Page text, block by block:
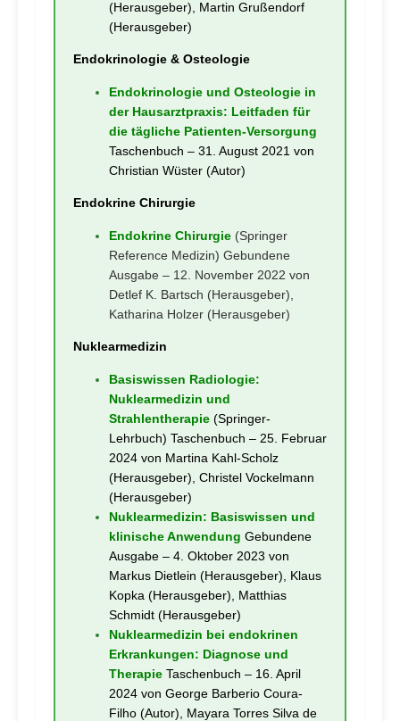
(Herausgeber), Martin Grußendorf
(Herausgeber)
Endokrinologie & Osteologie
Endokrinologie und Osteologie in
der Hausarztpraxis: Leitfaden für
die tägliche Patienten-Versorgung
Taschenbuch – 31. August 2021 von
Christian Wüster (Autor)
Endokrine Chirurgie
Endokrine Chirurgie (Springer
Reference Medizin) Gebundene
Ausgabe – 12. November 2022 von
Detlef K. Bartsch (Herausgeber),
Katharina Holzer (Herausgeber)
Nuklearmedizin
Basiswissen Radiologie:
Nuklearmedizin und
Strahlentherapie (Springer-
Lehrbuch) Taschenbuch – 25. Februar
2024 von Martina Kahl-Scholz
(Herausgeber), Christel Vockelmann
(Herausgeber)
Nuklearmedizin: Basiswissen und
klinische Anwendung Gebundene
Ausgabe – 4. Oktober 2023 von
Markus Dietlein (Herausgeber), Klaus
Kopka (Herausgeber), Matthias
Schmidt (Herausgeber)
Nuklearmedizin bei endokrinen
Erkrankungen: Diagnose und
Therapie Taschenbuch – 16. April
2024 von George Barberio Coura-
Filho (Autor), Mayara Torres Silva de